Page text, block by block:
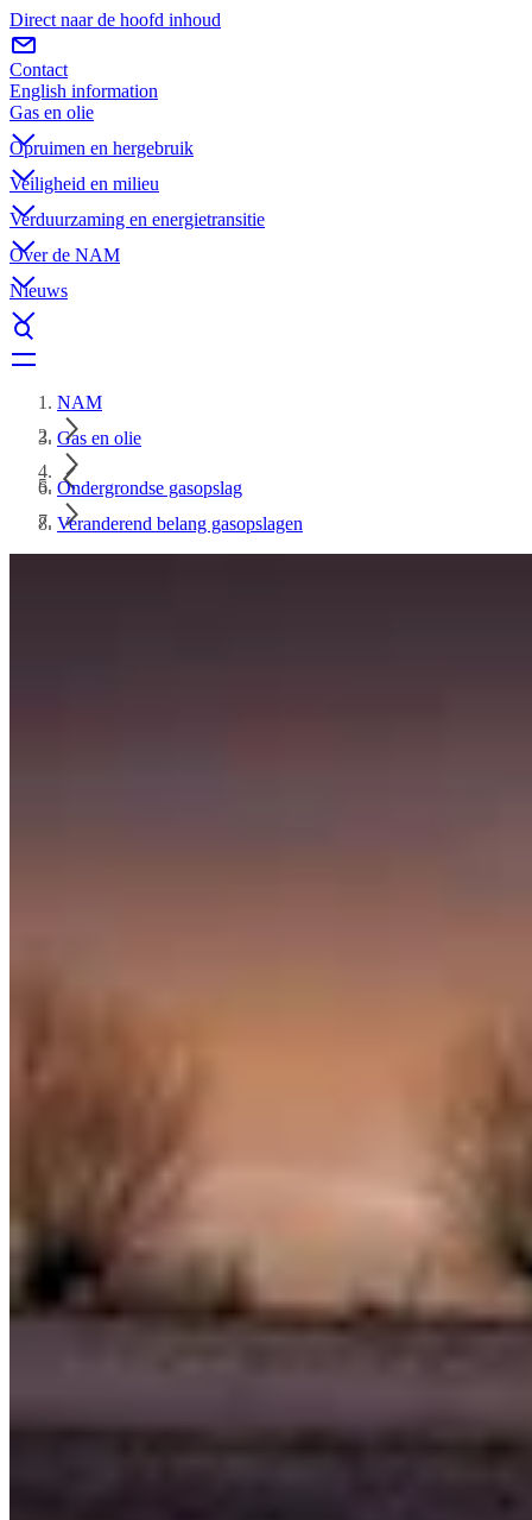
Direct naar de hoofd inhoud
Contact
English information
Gas en olie
Opruimen en hergebruik
Veiligheid en milieu
Verduurzaming en energietransitie
Over de NAM
Nieuws
NAM
Gas en olie
Ondergrondse gasopslag
Veranderend belang gasopslagen